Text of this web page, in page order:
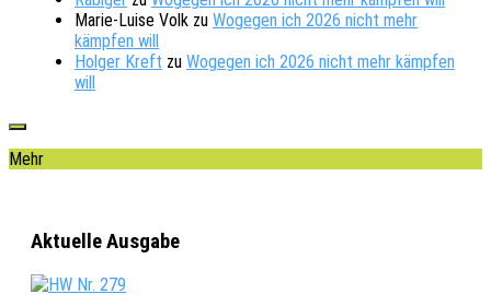
Marie-Luise Volk zu Wogegen ich 2026 nicht mehr
kämpfen will
Holger Kreft zu Wogegen ich 2026 nicht mehr kämpfen
will
Mehr
Aktuelle Ausgabe